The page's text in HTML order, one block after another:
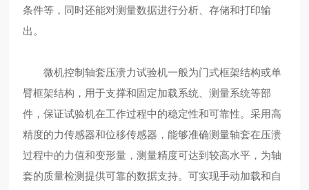
条件等，同时还能对测量数据进行分析、存储和打印输
出。
微机控制轴套压溃力试验机一般为门式框架结构或单
臂框架结构，用于支撑和固定加载系统、测量系统等部
件，保证试验机在工作过程中的稳定性和可靠性。采用高
精度的力传感器和位移传感器，能够准确测量轴套在压溃
过程中的力值和变形量，测量精度可达到较高水平，为轴
套的质量检测提供可靠的数据支持。可实现手动加载和自